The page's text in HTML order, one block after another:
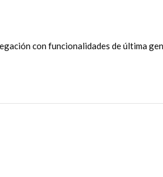
con funcionalidades de última